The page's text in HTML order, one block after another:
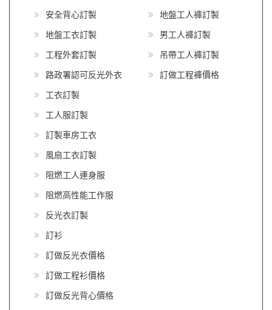
安全背心訂製
地盤工衣訂製
工程外套訂製
路政署認可反光外衣
工衣訂製
工人服訂製
訂製車房工衣
風扇工衣訂製
阻燃工人連身服
阻燃高性能工作服
反光衣訂製
訂衫
訂做反光衣價格
訂做工程衫價格
訂做反光背心價格
地盤工人褲訂製
男工人褲訂製
吊帶工人褲訂製
訂做工程褲價格